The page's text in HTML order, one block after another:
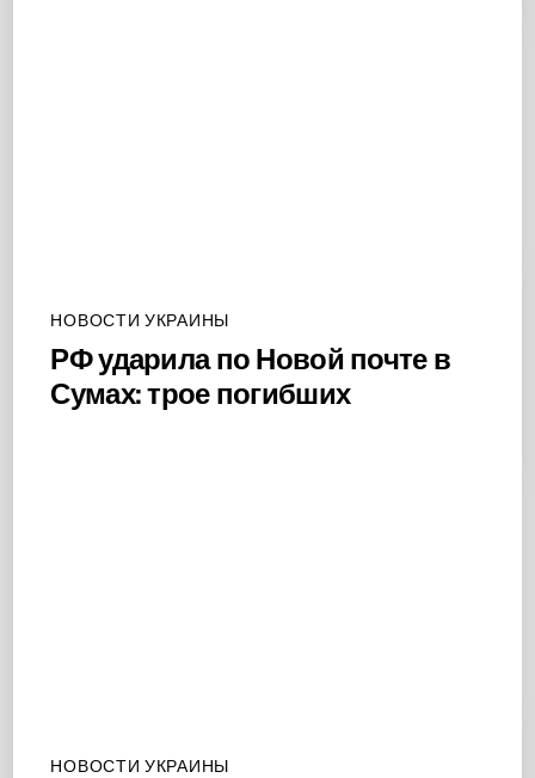
НОВОСТИ УКРАИНЫ
РФ ударила по Новой почте в
Сумах: трое погибших
НОВОСТИ УКРАИНЫ